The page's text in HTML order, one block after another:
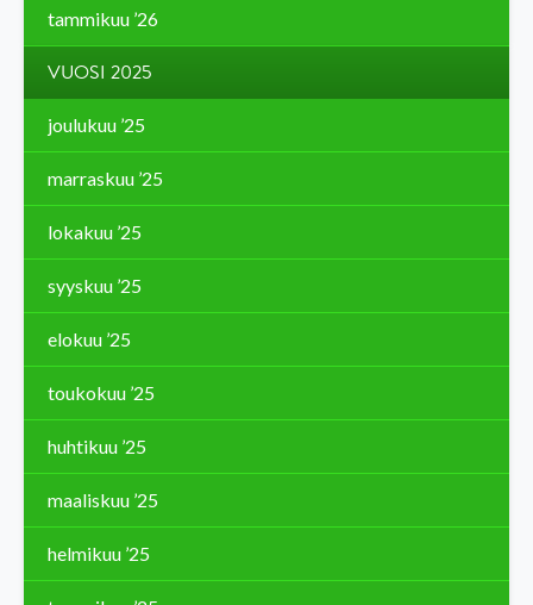
tammikuu ’26
VUOSI 2025
joulukuu ’25
marraskuu ’25
lokakuu ’25
syyskuu ’25
elokuu ’25
toukokuu ’25
huhtikuu ’25
maaliskuu ’25
helmikuu ’25